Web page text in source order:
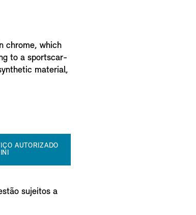
chrome, which
to a sportscar-
material,
AUTORIZADO
sujeitos a